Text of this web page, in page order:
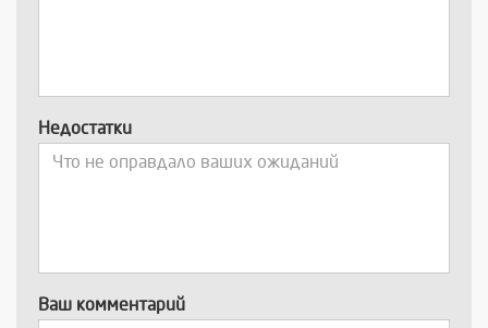
Недостатки
Ваш комментарий